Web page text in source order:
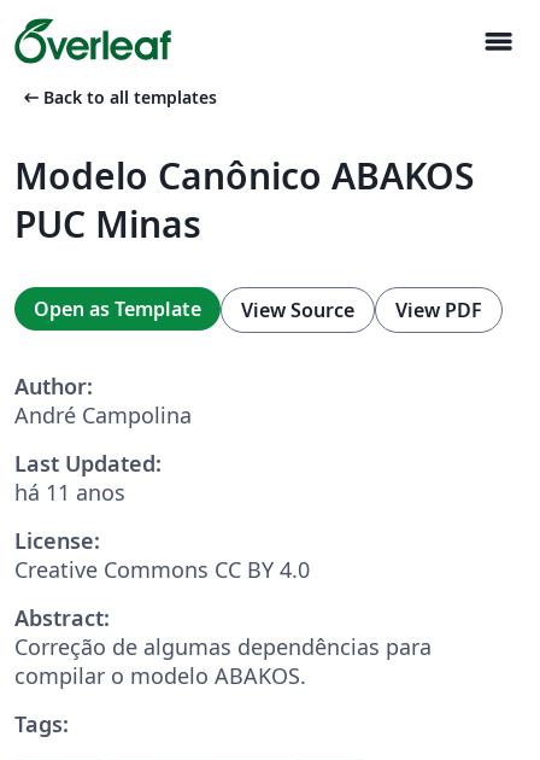
menu
arrow_left_alt Back to all templates
Modelo Canônico ABAKOS
PUC Minas
Open as Template View Source View PDF
Author:
André Campolina
Last Updated:
há 11 anos
License:
Creative Commons CC BY 4.0
Abstract:
Correção de algumas dependências para
compilar o modelo ABAKOS.
Tags: